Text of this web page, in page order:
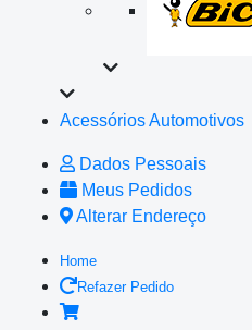
Acessórios Automotivos
Dados Pessoais
Meus Pedidos
Alterar Endereço
Home
Refazer Pedido